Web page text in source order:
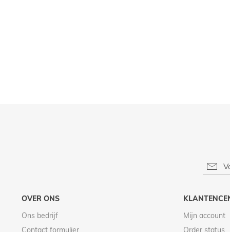
OVER ONS
Ons bedrijf
Contact formulier
Mijn account
Order status